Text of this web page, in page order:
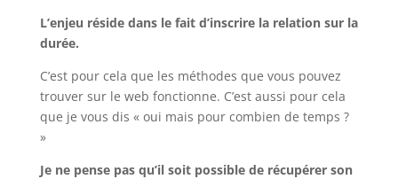
L’enjeu réside dans le fait d’inscrire la relation sur la
durée.
C’est pour cela que les méthodes que vous pouvez
trouver sur le web fonctionne. C’est aussi pour cela
que je vous dis « oui mais pour combien de temps ?
»
Je ne pense pas qu’il soit possible de récupérer son